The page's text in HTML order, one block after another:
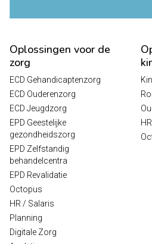
Oplossingen voor de
zorg
ECD Gehandicaptenzorg
ECD Ouderenzorg
ECD Jeugdzorg
EPD Geestelijke
gezondheidszorg
EPD Zelfstandig
behandelcentra
EPD Revalidatie
Octopus
HR / Salaris
Planning
Digitale Zorg